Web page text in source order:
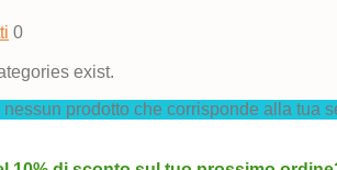
0
exist.
nessun prodotto che corrisponde alla tua